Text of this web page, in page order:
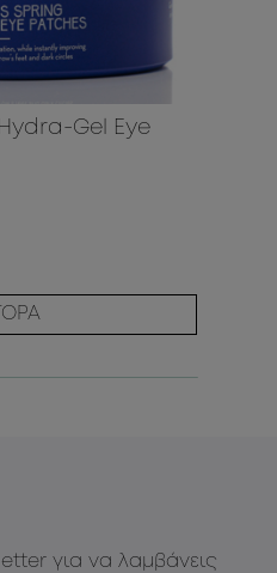
Gel Eye
για να λαμβάνεις